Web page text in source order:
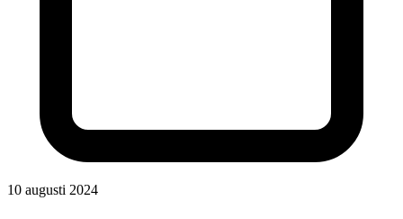
10 augusti 2024